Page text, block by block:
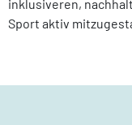
inklusiveren,
Sport aktiv